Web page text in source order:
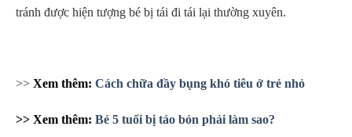
tránh được hiện tượng bé bị tái đi tái lại thường xuyên.
>> Xem thêm: Cách chữa đầy bụng khó tiêu ở trẻ nhỏ
>> Xem thêm: Bé 5 tuổi bị táo bón phải làm sao?